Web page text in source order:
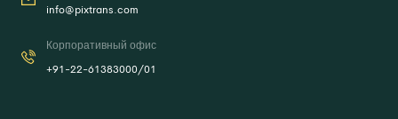
info@pixtrans.com
Корпоративный офис
+91-22-61383000/01